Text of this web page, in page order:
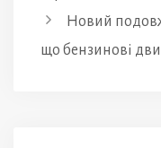
Новий
що бензинові